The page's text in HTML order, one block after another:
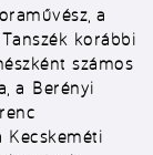
a
korábbi
számos
a Berényi
Kecskeméti